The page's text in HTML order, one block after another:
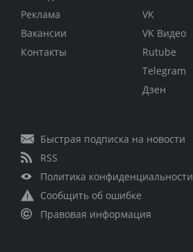
Реклама
Вакансии
Контакты
VK
VK Видео
Rutube
Telegram
Дзен
Быстрая подписка на новости
RSS
Политика конфиденциальности
Сообщить об ошибке
Правовая информация